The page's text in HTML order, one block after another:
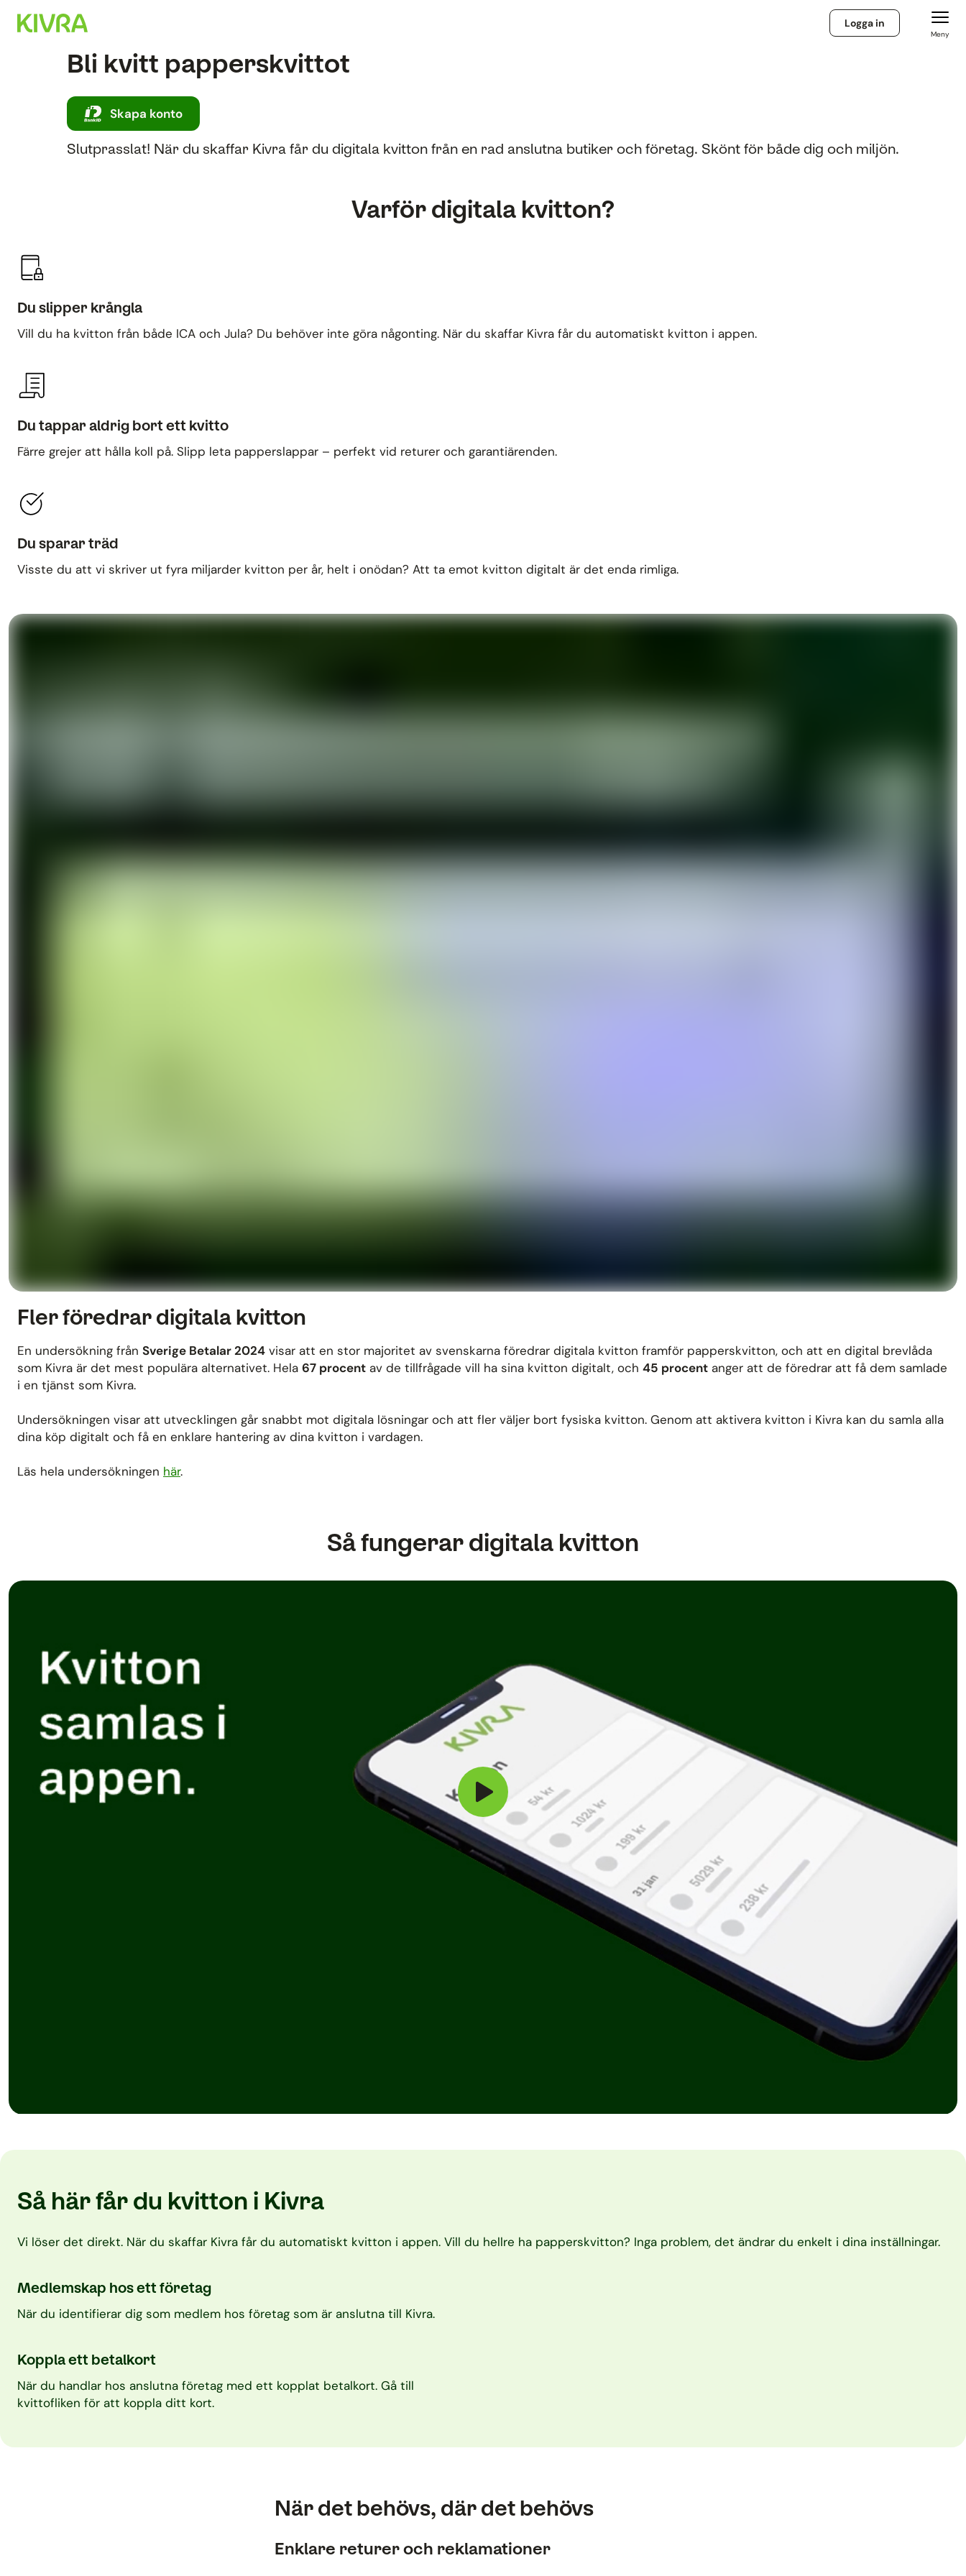
Logga in
Meny
Bli kvitt papperskvittot
Slutprasslat! När du skaffar Kivra får du digitala kvitton från en rad anslutna butiker och företag. Skönt för både dig och miljön.
Skapa konto
Varför digitala kvitton?
Du slipper krångla
Vill du ha kvitton från både ICA och Jula? Du behöver inte göra någonting. När du skaffar Kivra får du automatiskt kvitton i appen.
Du tappar aldrig bort ett kvitto
Färre grejer att hålla koll på. Slipp leta papperslappar – perfekt vid returer och garantiärenden.
Du sparar träd
Visste du att vi skriver ut fyra miljarder kvitton per år, helt i onödan? Att ta emot kvitton digitalt är det enda rimliga.
Fler föredrar digitala kvitton
En undersökning från Sverige Betalar 2024 visar att en stor majoritet av svenskarna föredrar digitala kvitton framför papperskvitton, och att en digital brevlåda
som Kivra är det mest populära alternativet. Hela 67 procent av de tillfrågade vill ha sina kvitton digitalt, och 45 procent anger att de föredrar att få dem samlade
i en tjänst som Kivra.
Undersökningen visar att utvecklingen går snabbt mot digitala lösningar och att fler väljer bort fysiska kvitton. Genom att aktivera kvitton i Kivra kan du samla alla
dina köp digitalt och få en enklare hantering av dina kvitton i vardagen.
Läs hela undersökningen här.
Så fungerar digitala kvitton
Så här får du kvitton i Kivra
Vi löser det direkt. När du skaffar Kivra får du automatiskt kvitton i appen. Vill du hellre ha papperskvitton? Inga problem, det ändrar du enkelt i dina inställningar.
Medlemskap hos ett företag
När du identifierar dig som medlem hos företag som är anslutna till Kivra.
Koppla ett betalkort
När du handlar hos anslutna företag med ett kopplat betalkort. Gå till
kvittofliken för att koppla ditt kort.
När det behövs, där det behövs
Enklare returer och reklamationer